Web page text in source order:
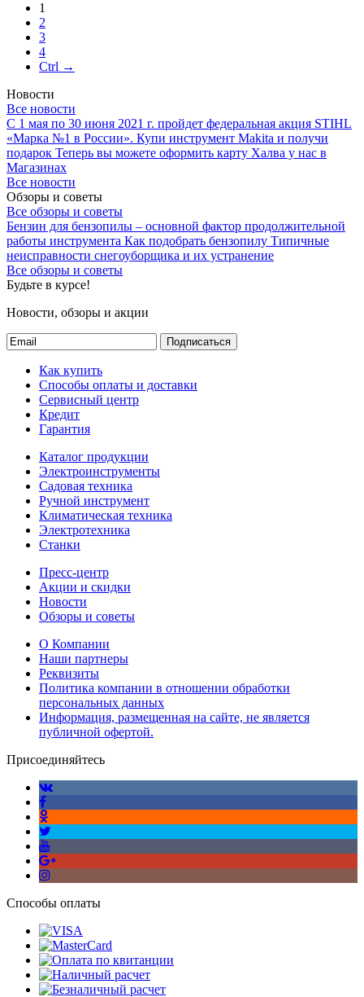
1
2
3
4
Ctrl →
Новости
Все новости
С 1 мая по 30 июня 2021 г. пройдет федеральная акция STIHL
«Марка №1 в России». Купи инструмент Makita и получи
подарок Теперь вы можете оформить карту Халва у нас в
Магазинах
Все новости
Обзоры и советы
Все обзоры и советы
Бензин для бензопилы – основной фактор продолжительной
работы инструмента Как подобрать бензопилу Типичные
неисправности снегоуборщика и их устранение
Все обзоры и советы
Будьте в курсе!
Новости, обзоры и акции
Подписаться
Как купить
Способы оплаты и доставки
Сервисный центр
Кредит
Гарантия
Каталог продукции
Электроинструменты
Садовая техника
Ручной инструмент
Климатическая техника
Электротехника
Станки
Пресс-центр
Акции и скидки
Новости
Обзоры и советы
О Компании
Наши партнеры
Реквизиты
Политика компании в отношении обработки
персональных данных
Информация, размещенная на сайте, не является
публичной офертой.
Присоединяйтесь
Способы оплаты